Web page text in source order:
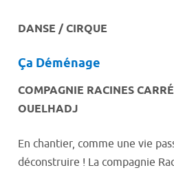
DANSE / CIRQUE
Ça Déménage
COMPAGNIE RACINES
OUELHADJ
En chantier, comme une vie
déconstruire ! La compagnie